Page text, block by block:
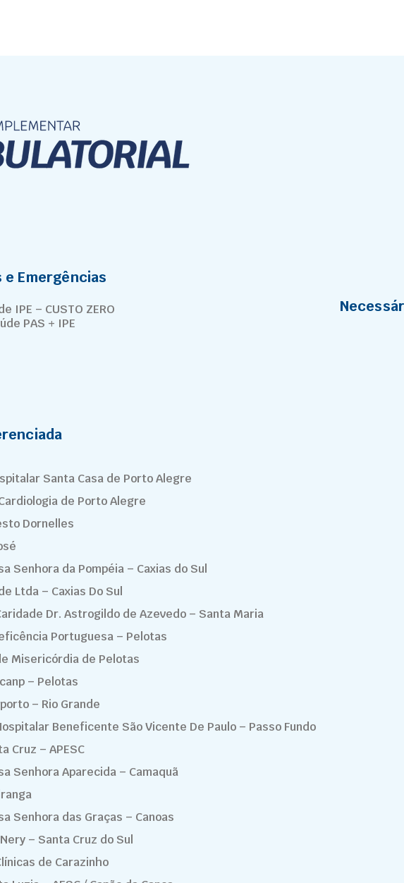
Emergências
IPE – CUSTO ZERO
PAS + IPE
Santa Casa de Porto Alegre
de Porto Alegre
Dornelles
Senhora da Pompéia – Caxias do Sul
Ltda – Caxias Do Sul
Dr. Astrogildo de Azevedo – Santa Maria
Portuguesa – Pelotas
Misericórdia de Pelotas
– Pelotas
– Rio Grande
Beneficente São Vicente De Paulo – Passo Fundo
Cruz – APESC
Senhora Aparecida – Camaquã
Senhora das Graças – Canoas
– Santa Cruz do Sul
de Carazinho